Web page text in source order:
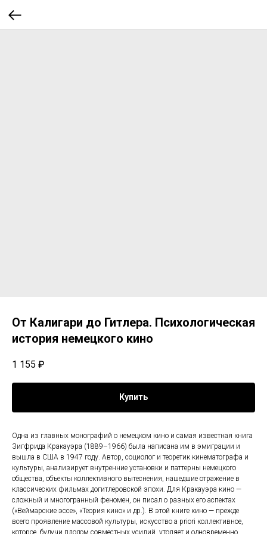
От Калигари до Гитлера. Психологическая
история немецкого кино
1 155 ₽
Купить
Одна из главных монографий о немецком кино и самая известная книга
Зигфрида Кракауэра (1889–1966) была написана им в эмиграции и
вышла в США в 1947 году. Автор, социолог и теоретик кинематографа и
культуры, анализирует внутренние установки и паттерны немецкого
общества, объекты коллективного вытеснения, нашедшие отражение в
классических фильмах догитлеровской эпохи. Для Кракауэра кино —
сложный и многогранный феномен, он писал о разных его аспектах
(«Веймарские эссе», «Теория кино» и др.). В этой книге кино — прежде
всего проявление массовой культуры, искусство a priori коллективное,
которое, будучи плодом совместных усилий, утоляет и одновременно